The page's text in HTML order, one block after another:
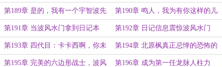
是火影忍者鸣人传！【四更】 是写轮眼对吧
第189章 是的，我有一个宇智波先
祖【二更】
第190章 鸣人，我为有你这样的儿
子而感觉到骄傲【三更】
第191章 当波风水门拿到日记本
【四更】
第192章 日记信息震惊波风水门
第193章 四代目：卡卡西啊，你未
来怎么长歪了啊？
第194章 北原枫真正忌惮的恐怖的
神之一族大筒木一族
第195章 完美的六边形战士，波风 第196章 成为第一任龙脉人柱力